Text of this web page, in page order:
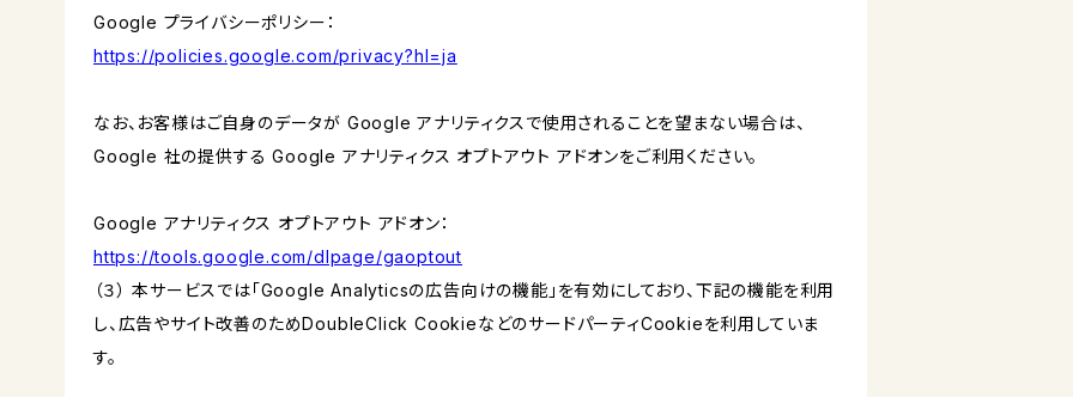
Google プライバシーポリシー：
https://policies.google.com/privacy?hl=ja
なお、お客様はご自身のデータが Google アナリティクスで使用されることを望まない場合は、
Google 社の提供する Google アナリティクス オプトアウト アドオンをご利用ください。
Google アナリティクス オプトアウト アドオン：
https://tools.google.com/dlpage/gaoptout
（３） 本サービスでは「Google Analyticsの広告向けの機能」を有効にしており、下記の機能を利用
し、広告やサイト改善のためDoubleClick CookieなどのサードパーティCookieを利用していま
す。